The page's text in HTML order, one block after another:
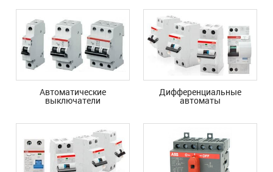
Автоматические
выключатели
Дифференциальные
автоматы